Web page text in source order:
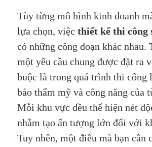
Tùy từng mô hình kinh doanh
lựa chọn, việc thiết kế thi công
có những công đoạn khác nhau.
một yêu cầu chung được đặt ra
buộc là trong quá trình thi công
bảo thẩm mỹ và công năng của
Mỗi khu vực đều thể hiện nét
nhằm tạo ấn tượng lớn đối với
Tuy nhên, một điều mà bạn cần